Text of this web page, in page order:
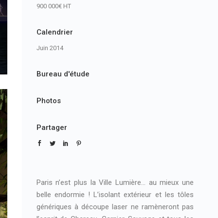
900 000€ HT
Calendrier
Juin 2014
Bureau d'étude
Photos
Partager
Paris n’est plus la Ville Lumière… au mieux une
belle endormie ! L’isolant extérieur et les tôles
génériques à découpe laser ne ramèneront pas